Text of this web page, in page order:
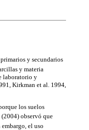
y secundarios
y materia
laboratorio y
Kirkman et al. 1994,
los suelos
observó que
embargo, el uso